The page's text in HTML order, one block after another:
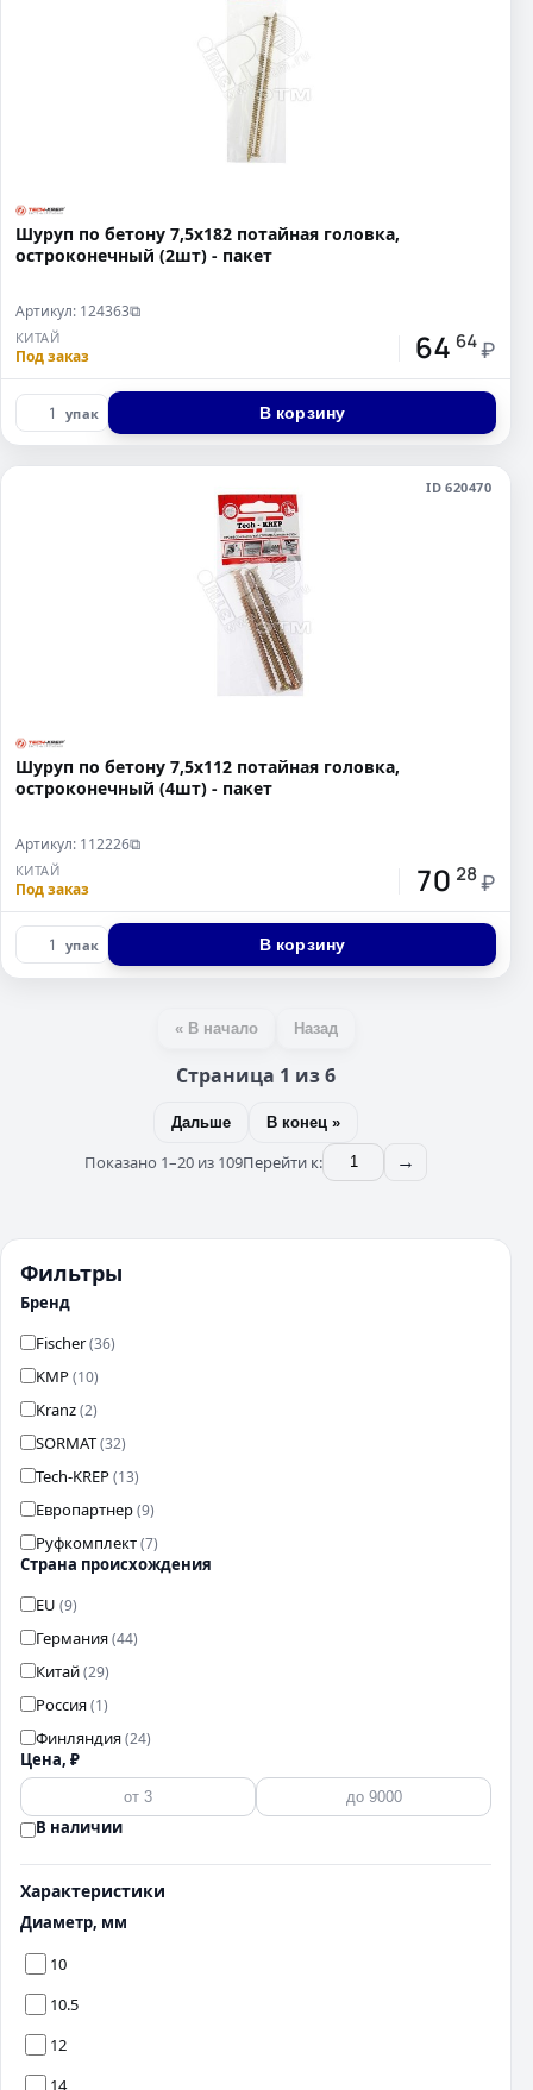
Фильтры
Бренд
Fischer(36)
KMP(10)
Kranz(2)
SORMAT(32)
Tech-KREP(13)
Европартнер(9)
Руфкомплект(7)
Страна происхождения
EU (9)
Германия(44)
Китай(29)
Россия(1)
Финляндия(24)
Цена, ₽
В наличии
Характеристики
Диаметр, мм
10
10.5
12
14
Шуруп по бетону 7,5х182 потайная головка,
остроконечный (2шт) - пакет
Артикул: 124363⧉
КИТАЙ
Под заказ 64 64 ₽
упак В корзину
ID 620470
Шуруп по бетону 7,5х112 потайная головка,
остроконечный (4шт) - пакет
Артикул: 112226⧉
КИТАЙ
Под заказ 70 28 ₽
упак В корзину
« В начало Назад
Страница 1 из 6
Дальше В конец »
Показано 1–20 из 109Перейти к: →